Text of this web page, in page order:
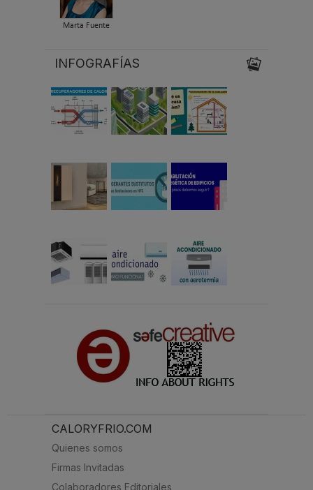
Marta Fuente
INFOGRAFÍAS
CALORYFRIO.COM
Quienes somos
Firmas Invitadas
Colaboradores Editoriales